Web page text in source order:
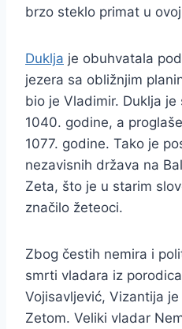
brzo steklo primat u
Duklja je obuhvatala
jezera sa obližnjim
bio je Vladimir. Duklja
1040. godine, a
1077. godine. Tako je
nezavisnih država na
Zeta, što je u starim
značilo žeteoci.
Zbog čestih nemira i
smrti vladara iz
Vojisavljević, Vizantija
Zetom. Veliki vladar